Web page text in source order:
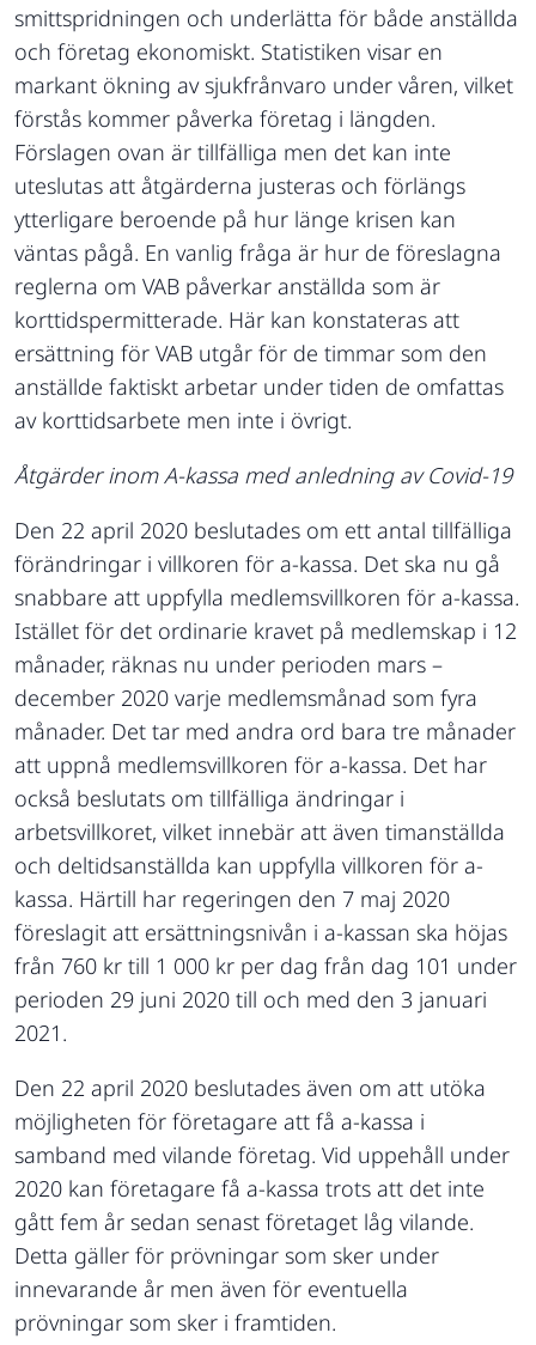
smittspridningen och underlätta för både anställda
och företag ekonomiskt. Statistiken visar en
markant ökning av sjukfrånvaro under våren, vilket
förstås kommer påverka företag i längden.
Förslagen ovan är tillfälliga men det kan inte
uteslutas att åtgärderna justeras och förlängs
ytterligare beroende på hur länge krisen kan
väntas pågå. En vanlig fråga är hur de föreslagna
reglerna om VAB påverkar anställda som är
korttidspermitterade. Här kan konstateras att
ersättning för VAB utgår för de timmar som den
anställde faktiskt arbetar under tiden de omfattas
av korttidsarbete men inte i övrigt.
Åtgärder inom A-kassa med anledning av Covid-19
Den 22 april 2020 beslutades om ett antal tillfälliga
förändringar i villkoren för a-kassa. Det ska nu gå
snabbare att uppfylla medlemsvillkoren för a-kassa.
Istället för det ordinarie kravet på medlemskap i 12
månader, räknas nu under perioden mars –
december 2020 varje medlemsmånad som fyra
månader. Det tar med andra ord bara tre månader
att uppnå medlemsvillkoren för a-kassa. Det har
också beslutats om tillfälliga ändringar i
arbetsvillkoret, vilket innebär att även timanställda
och deltidsanställda kan uppfylla villkoren för a-
kassa. Härtill har regeringen den 7 maj 2020
föreslagit att ersättningsnivån i a-kassan ska höjas
från 760 kr till 1 000 kr per dag från dag 101 under
perioden 29 juni 2020 till och med den 3 januari
2021.
Den 22 april 2020 beslutades även om att utöka
möjligheten för företagare att få a-kassa i
samband med vilande företag. Vid uppehåll under
2020 kan företagare få a-kassa trots att det inte
gått fem år sedan senast företaget låg vilande.
Detta gäller för prövningar som sker under
innevarande år men även för eventuella
prövningar som sker i framtiden.